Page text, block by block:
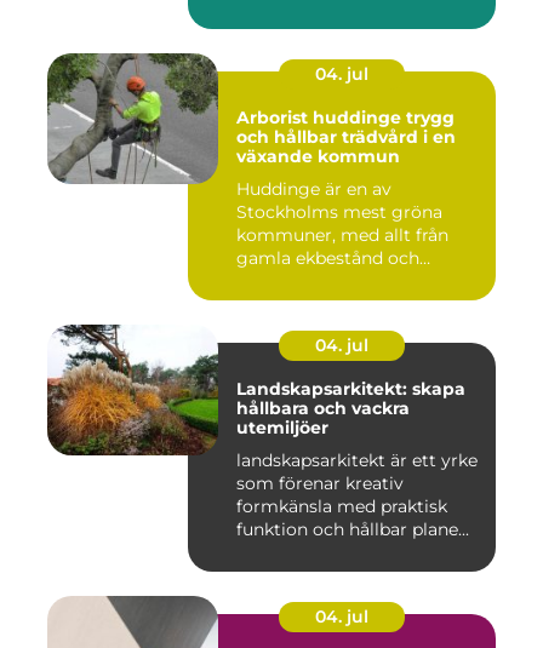
04. jul
Arborist huddinge trygg
och hållbar trädvård i en
växande kommun
Huddinge är en av
Stockholms mest gröna
kommuner, med allt från
gamla ekbestånd och
04. jul
Landskapsarkitekt: skapa
hållbara och vackra
utemiljöer
landskapsarkitekt är ett yrke
som förenar kreativ
formkänsla med praktisk
funktion och hållbar plane...
04. jul